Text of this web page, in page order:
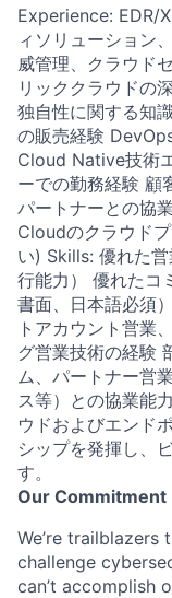
Experience: EDR/
ィソリューション
威管理、クラウド
リッククラウドの
独自性に関する知
の販売経験
Cloud Native技術
ーでの勤務経験 顧
パートナーとの協
Cloudのクラウド
い) Skills: 優れた
行能力） 優れたコ
書面、日本語必須
トアカウント営業
グ営業技術の経験
ム、パートナー営
ス等）との協業能
ウドおよびエンド
シップを発揮し、
す。
Our Commitment
We’re trailblazers
challenge
can’t accomplish